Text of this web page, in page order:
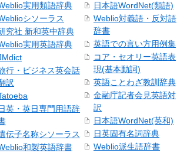
実用類語辞典
シソーラス
究社 新和英中辞典
実用英語辞典
行・ビジネス英会話
訳
英・英日専門用語辞
伝子名称シソーラス
和製英語辞書
日本語WordNet(類語)
Weblio対義語・反対語
辞書
英語での言い方用例集
コア・セオリー英語表
現(基本動詞)
英語ことわざ教訓辞典
金融庁記者会見英語対
訳
日本語WordNet(英和)
日英固有名詞辞典
Weblio派生語辞書